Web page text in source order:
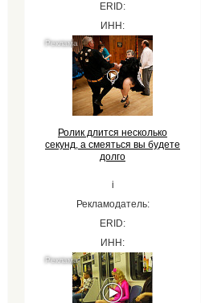
ERID:
ИНН:
Ролик длится несколько
секунд, а смеяться вы будете
долго
i
Рекламодатель:
ERID:
ИНН: